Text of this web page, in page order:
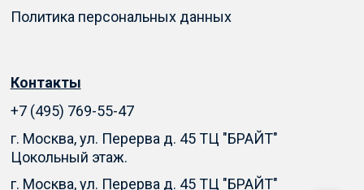
Политика персональных данных
Контакты
+7 (495) 769-55-47
г. Москва, ул. Перерва д. 45 ТЦ "БРАЙТ"
Цокольный этаж.
г. Москва, ул. Перерва д. 45 ТЦ "БРАЙТ"